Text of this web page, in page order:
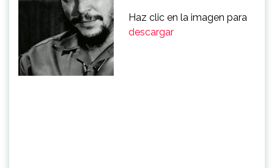
Haz clic en la imagen para
descargar